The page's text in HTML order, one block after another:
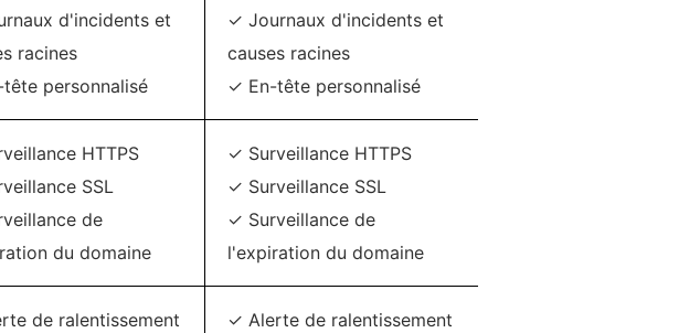
d'incidents et
racines
personnalisé
✓ Journaux d'incidents et
causes racines
✓ En-tête personnalisé
HTTPS
SSL
de
du domaine
✓ Surveillance HTTPS
✓ Surveillance SSL
✓ Surveillance de
l'expiration du domaine
de ralentissement
✓ Alerte de ralentissement